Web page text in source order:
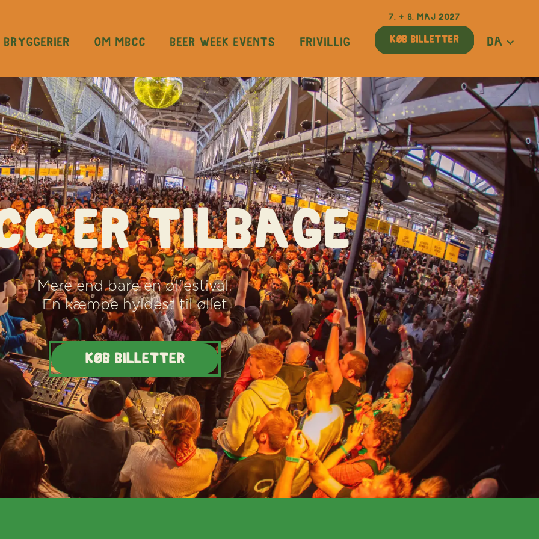
Bryggerier OM MBCC Beer Week Events Frivillig
7. + 8. Maj 2027
Køb billetter DA
ER TILBAGE
Mere end bare en ølfestival.
En kæmpe hyldest til øllet
KØB BILLETTER